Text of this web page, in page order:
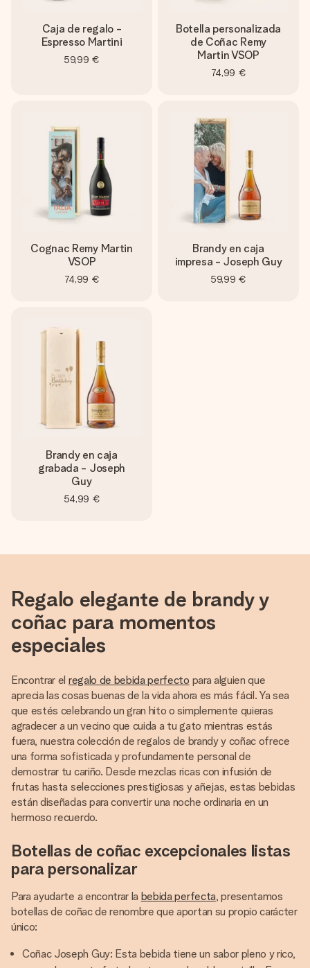
un mensaje que llegue al corazón. Sin complicaciones, solo
Caja de regalo -
Espresso Martini
59,99 €
Botella personalizada
de Coñac Remy
Martin VSOP
74,99 €
Cognac Remy Martin
VSOP
74,99 €
Brandy en caja
impresa - Joseph Guy
59,99 €
Brandy en caja
grabada - Joseph
Guy
54,99 €
Regalo elegante de brandy y
coñac para momentos
especiales
Encontrar el regalo de bebida perfecto para alguien que
aprecia las cosas buenas de la vida ahora es más fácil. Ya sea
que estés celebrando un gran hito o simplemente quieras
agradecer a un vecino que cuida a tu gato mientras estás
fuera, nuestra colección de regalos de brandy y coñac ofrece
una forma sofisticada y profundamente personal de
demostrar tu cariño. Desde mezclas ricas con infusión de
frutas hasta selecciones prestigiosas y añejas, estas bebidas
están diseñadas para convertir una noche ordinaria en un
hermoso recuerdo.
Botellas de coñac excepcionales listas
para personalizar
Para ayudarte a encontrar la bebida perfecta, presentamos
botellas de coñac de renombre que aportan su propio carácter
único:
Coñac Joseph Guy: Esta bebida tiene un sabor pleno y rico,